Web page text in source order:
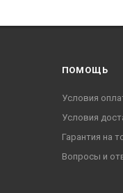
ПОМОЩЬ
Условия
Условия
Гарантия на
Вопросы и